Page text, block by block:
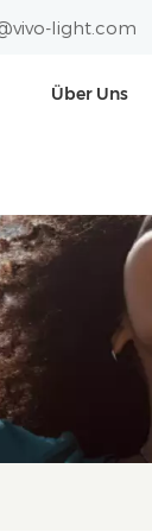
light.com
Über Uns